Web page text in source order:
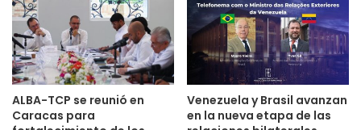
ALBA-TCP se reunió en
Caracas para
Venezuela y Brasil avanzan
en la nueva etapa de las